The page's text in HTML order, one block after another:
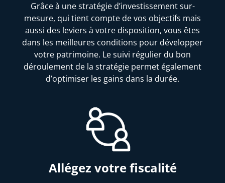
Grâce à une stratégie d’investissement sur-
mesure, qui tient compte de vos objectifs mais
aussi des leviers à votre disposition, vous êtes
dans les meilleures conditions pour développer
votre patrimoine. Le suivi régulier du bon
déroulement de la stratégie permet également
d’optimiser les gains dans la durée.
Allégez votre fiscalité